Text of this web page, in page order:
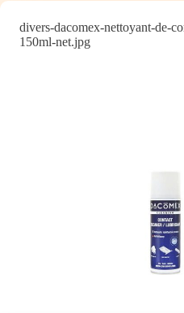
divers-dacomex-nettoyant-de-
150ml-net.jpg